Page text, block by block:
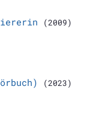
(2009)
(2023)